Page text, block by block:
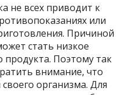
не всех приводит к
или
Причиной
стать низкое
продукта. Поэтому так
внимание, что
организма. Для